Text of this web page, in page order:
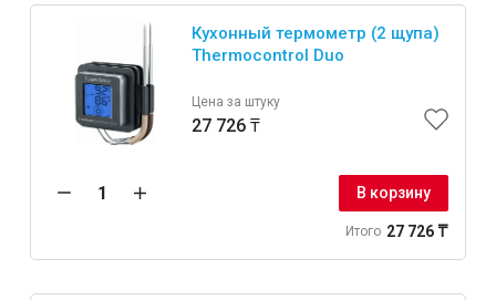
Кухонный термометр (2 щупа)
Thermocontrol Duo
Цена за штуку
27 726 ₸
В корзину
Итого 27 726 ₸
Инструменты
Малярный инструмент
Специализированный инструмент
Инструмент для штукатурно-отделочных работ